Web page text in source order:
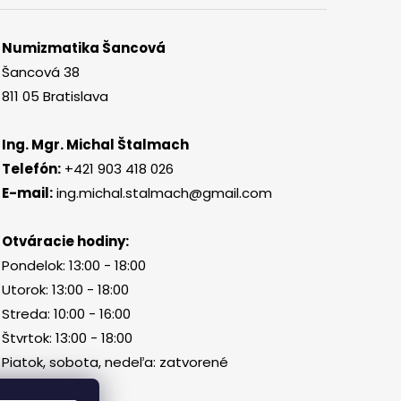
Numizmatika Šancová
Šancová 38
811 05 Bratislava
Ing. Mgr. Michal Štalmach
Telefón: +421 903 418 026
E-mail: ing.michal.stalmach@gmail.com
Otváracie hodiny:
Pondelok: 13:00 - 18:00
Utorok: 13:00 - 18:00
Streda: 10:00 - 16:00
Štvrtok: 13:00 - 18:00
Piatok, sobota, nedeľa: zatvorené